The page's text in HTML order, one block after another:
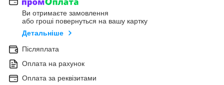
Ви отримаєте замовлення
або гроші повернуться на вашу картку
Детальніше
Післяплата
Оплата на рахунок
Оплата за реквізитами